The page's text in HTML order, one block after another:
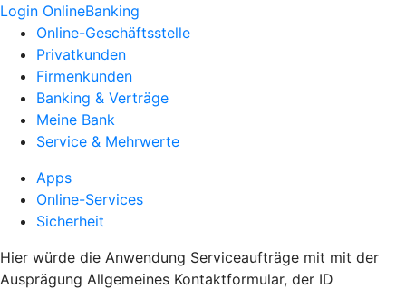
Login OnlineBanking
Online-Geschäftsstelle
Privatkunden
Firmenkunden
Banking & Verträge
Meine Bank
Service & Mehrwerte
Apps
Online-Services
Sicherheit
Hier würde die Anwendung Serviceaufträge mit mit der
Ausprägung Allgemeines Kontaktformular, der ID